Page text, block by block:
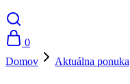
0
Domov
Aktuálna ponuka